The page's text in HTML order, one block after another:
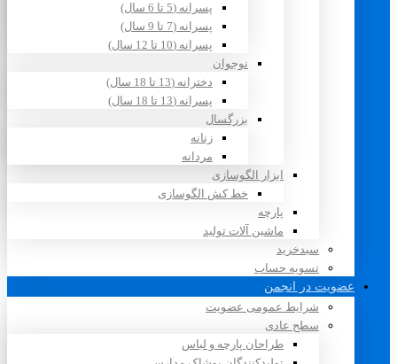
پسرانه (5 تا 6 سال)
پسرانه (7 تا 9 سال)
پسرانه (10 تا 12 سال)
نوجوان
دخترانه (13 تا 18 سال)
پسرانه (13 تا 18 سال)
بزرگسال
زنانه
مردانه
ابزار الگوسازی
خط کش الگوسازی
پارچه
ماشین آلات تولید
سبدخرید
تسویه حساب
عضویت در انجمن
شرایط عمومی عضویت
سطح عادی
طراحان پارچه و لباس